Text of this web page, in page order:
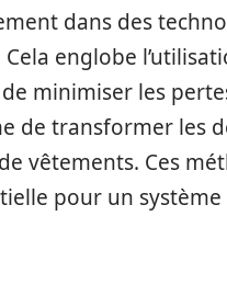
dans des
Cela englobe
minimiser les
de transformer les
vêtements. Ces
pour un